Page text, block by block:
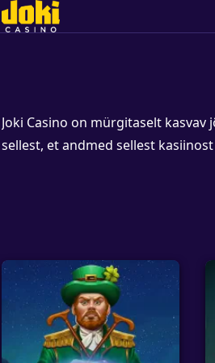
Joki Casino on mürgitaselt
sellest, et andmed sellest